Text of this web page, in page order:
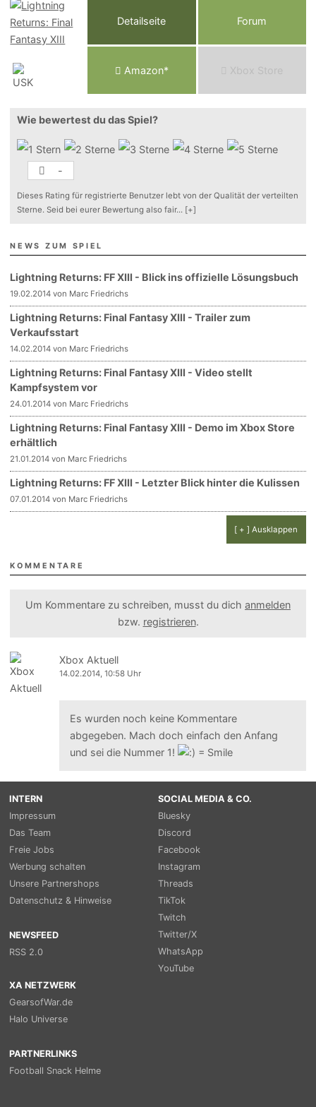
Detailseite Forum
Amazon* Xbox Store
Wie bewertest du das Spiel?
-
Dieses Rating für registrierte Benutzer lebt von der Qualität der verteilten
Sterne. Seid bei eurer Bewertung also fair... [+]
NEWS ZUM SPIEL
Lightning Returns: FF XIII - Blick ins offizielle Lösungsbuch
19.02.2014 von Marc Friedrichs
Lightning Returns: Final Fantasy XIII - Trailer zum
Verkaufsstart
14.02.2014 von Marc Friedrichs
Lightning Returns: Final Fantasy XIII - Video stellt
Kampfsystem vor
24.01.2014 von Marc Friedrichs
Lightning Returns: Final Fantasy XIII - Demo im Xbox Store
erhältlich
21.01.2014 von Marc Friedrichs
Lightning Returns: FF XIII - Letzter Blick hinter die Kulissen
07.01.2014 von Marc Friedrichs
[ + ] Ausklappen
KOMMENTARE
Um Kommentare zu schreiben, musst du dich anmelden
bzw. registrieren.
Xbox Aktuell
14.02.2014, 10:58 Uhr
Es wurden noch keine Kommentare
abgegeben. Mach doch einfach den Anfang
und sei die Nummer 1!
INTERN
Impressum
Das Team
Freie Jobs
Werbung schalten
Unsere Partnershops
Datenschutz & Hinweise
NEWSFEED
RSS 2.0
SOCIAL MEDIA & CO.
Bluesky
Discord
Facebook
Instagram
Threads
TikTok
Twitch
Twitter/X
WhatsApp
YouTube
XA NETZWERK
GearsofWar.de
Halo Universe
PARTNERLINKS
Football Snack Helme